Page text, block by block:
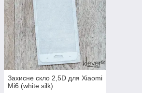
Захисне скло 2,5D для Xiaomi
Mi6 (white silk)